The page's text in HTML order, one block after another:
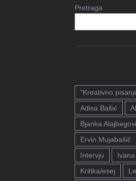
Pretraga
"Kreativno
Adisa Bašić
Bjanka
Ervin Mujabašić
Intervju
Kritika/esej